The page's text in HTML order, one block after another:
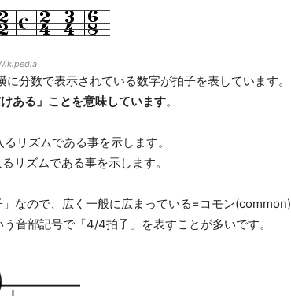
分数で表示されている数字が拍子を表しています。
ある」ことを意味しています。
リズムである事を示します。
リズムである事を示します。
なので、広く一般に広まっている=コモン(common)
音部記号で「4/4拍子」を表すことが多いです。